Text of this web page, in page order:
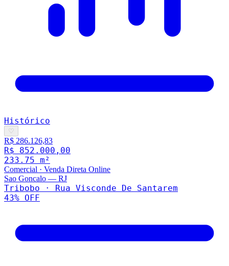
Histórico
♡
R$ 286.126,83
R$ 852.000,00
233.75 m²
Comercial · Venda Direta Online
Sao Goncalo — RJ
Tribobo · Rua Visconde De Santarem
43% OFF